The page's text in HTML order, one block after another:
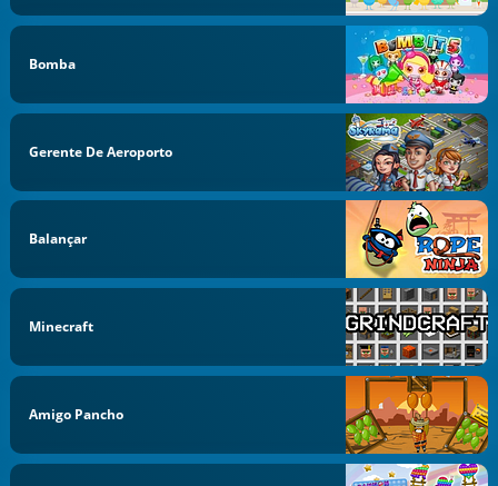
Bomba
Gerente De Aeroporto
Balançar
Minecraft
Amigo Pancho